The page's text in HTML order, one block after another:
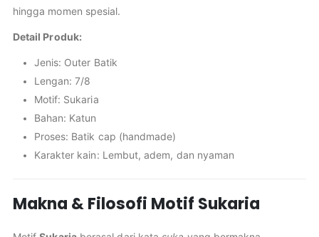
hingga momen spesial.
Detail Produk:
Jenis: Outer Batik
Lengan: 7/8
Motif: Sukaria
Bahan: Katun
Proses: Batik cap (handmade)
Karakter kain: Lembut, adem, dan nyaman
Makna & Filosofi Motif Sukaria